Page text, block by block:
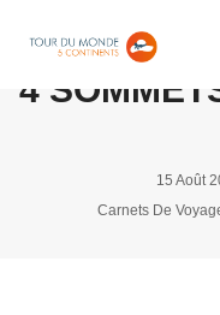
4
15 Août
Carnets De